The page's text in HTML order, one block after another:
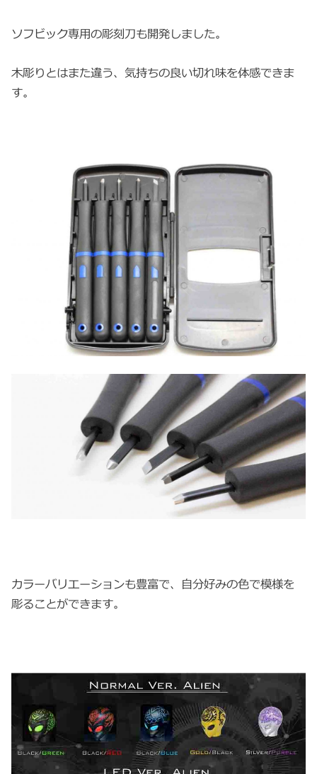
ソフビック専用の彫刻刀も開発しました。
木彫りとはまた違う、気持ちの良い切れ味を体感できま
す。
カラーバリエーションも豊富で、自分好みの色で模様を
彫ることができます。